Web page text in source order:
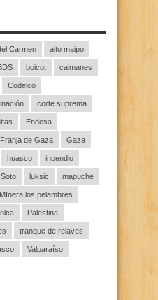
Carmen alto maipo
boicot caimanes
Codelco
corte suprema
Endesa
Franja de Gaza Gaza
huasco incendio
luksic mapuche
MInera los pelambres
olca Palestina
tranque de relaves
Valparaíso